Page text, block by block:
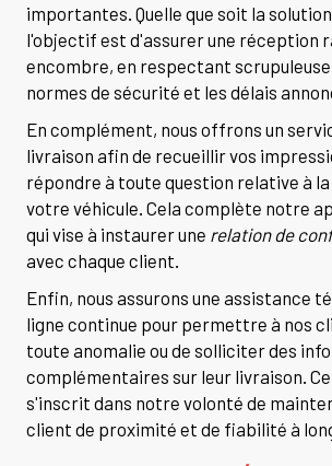
importantes. Quelle que soit la
l'objectif est d'assurer une réception
encombre, en respectant
normes de sécurité et les délais
En complément, nous offrons un
livraison afin de recueillir vos
répondre à toute question relative à
votre véhicule. Cela complète notre
qui vise à instaurer une relation de
avec chaque client.
Enfin, nous assurons une assistance
ligne continue pour permettre à nos
toute anomalie ou de solliciter des
complémentaires sur leur livraison.
s'inscrit dans notre volonté de
client de proximité et de fiabilité à